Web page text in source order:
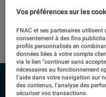
collaboration
12 février 2022・ParFélix
Vos préférences sur les
FNAC et ses partenaires utilisent
consentement à des fins
profils personnalisés en
données liées à votre compte
via le lien "continuer sans
nécessaires au fonctionnement
l’aide dans votre navigation sur
des contenus, l’analyse des
sécuriser vos transactions.